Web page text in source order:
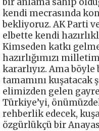
kendi mecrasında
bekliyoruz. AK Parti
elbette kendi
Kimseden katkı
hazırlığımızı
kararlıyız. Ama
tamamını kuşatacak
elimizden gelen
Türkiye’yi,
rehberlik edecek,
özgürlükçü bir